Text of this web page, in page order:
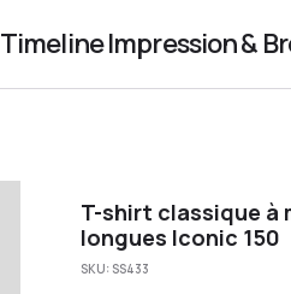
Timeline Impression &
T-shirt classique à
longues Iconic 150
SKU: SS433